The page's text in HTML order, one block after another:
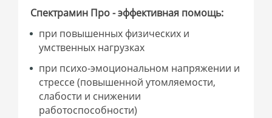
Спектрамин Про - эффективная помощь:
при повышенных физических и
умственных нагрузках
при психо-эмоциональном напряжении и
стрессе (повышенной утомляемости,
слабости и снижении
работоспособности)